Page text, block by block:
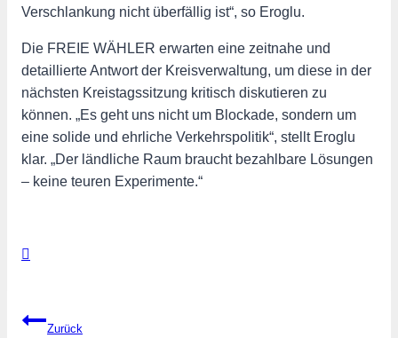
Verschlankung nicht überfällig ist“, so Eroglu.
Die FREIE WÄHLER erwarten eine zeitnahe und
detaillierte Antwort der Kreisverwaltung, um diese in der
nächsten Kreistagssitzung kritisch diskutieren zu
können. „Es geht uns nicht um Blockade, sondern um
eine solide und ehrliche Verkehrspolitik“, stellt Eroglu
klar. „Der ländliche Raum braucht bezahlbare Lösungen
– keine teuren Experimente.“
Beitragsnavigation
Zurück